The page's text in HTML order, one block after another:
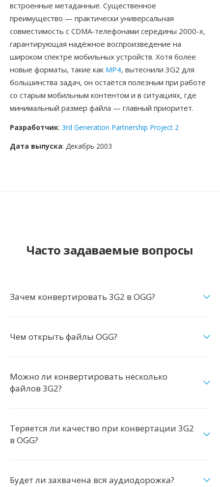
встроенные метаданные. Существенное
преимущество — практически универсальная
совместимость с CDMA-телефонами середины 2000-х,
гарантирующая надёжное воспроизведение на
широком спектре мобильных устройств. Хотя более
новые форматы, такие как MP4, вытеснили 3G2 для
большинства задач, он остаётся полезным при работе
со старым мобильным контентом и в ситуациях, где
минимальный размер файла — главный приоритет.
Разработчик: 3rd Generation Partnership Project 2
Дата выпуска: Декабрь 2003
Часто задаваемые вопросы
Зачем конвертировать 3G2 в OGG?
Чем открыть файлы OGG?
Можно ли конвертировать несколько
файлов 3G2?
Теряется ли качество при конвертации 3G2
в OGG?
Будет ли захвачена вся аудиодорожка?